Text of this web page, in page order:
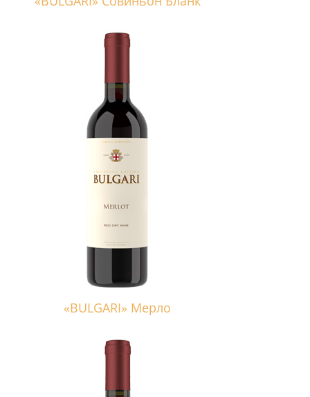
«BULGARI» Мерло